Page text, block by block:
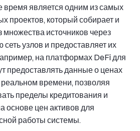
время является одним из самых
проектов, который собирает и
источников через
узлов и предоставляет их
на платформах DeFi для
предоставлять данные о ценах
времени, позволяя
пределы кредитования и
основе цен активов для
работы системы.